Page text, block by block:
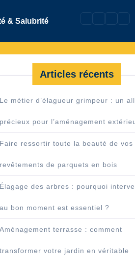
& Salubrité
Articles récents
Le métier d’élagueur grimpeur : un
précieux pour l’aménagement
Faire ressortir toute la beauté de vos
revêtements de parquets en bois
Élagage des arbres : pourquoi
au bon moment est essentiel ?
Aménagement terrasse : comment
transformer votre jardin en véritable